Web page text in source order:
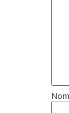
Nom